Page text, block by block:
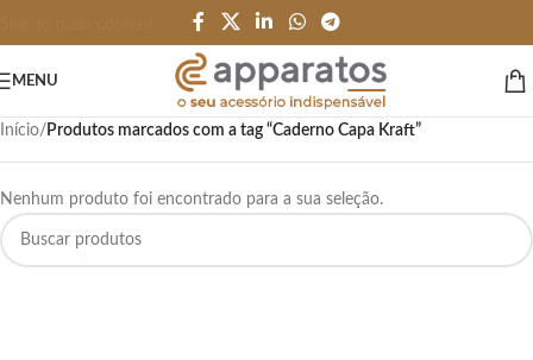
MENU
Início/ Produtos marcados com a tag “Caderno Capa Kraft”
Nenhum produto foi encontrado para a sua seleção.